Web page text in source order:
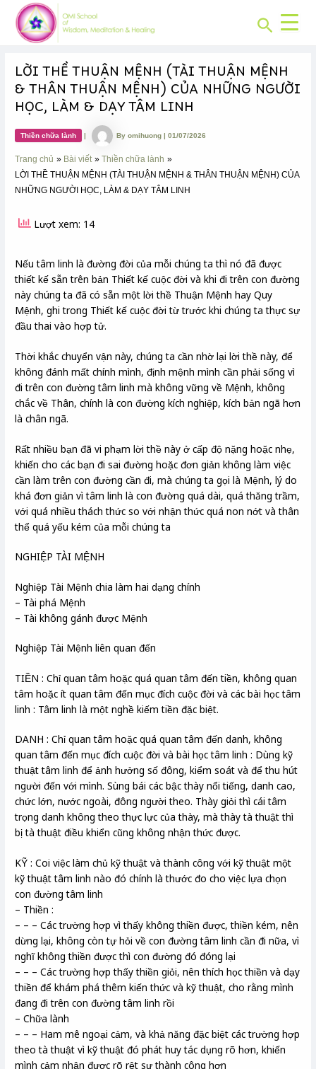
content
Search
LỜI THỀ THUẬN MỆNH (TÀI THUẬN MỆNH
& THÂN THUẬN MỆNH) CỦA NHỮNG NGƯỜI
HỌC, LÀM & DẠY TÂM LINH
Thiền chữa lành | Byomihuong|01/07/2026
Trang chủ Bài viết
Thiền chữa lành
LỜI THỀ THUẬN MỆNH (TÀI THUẬN MỆNH & THÂN THUẬN MỆNH) CỦA
NHỮNG NGƯỜI HỌC, LÀM & DẠY TÂM LINH
Lượt xem: 14
Nếu tâm linh là đường đời của mỗi chúng ta thì nó đã được
thiết kế sẵn trên bản Thiết kế cuộc đời và khi đi trên con đường
này chúng ta đã có sẵn một lời thề Thuận Mệnh hay Quy
Mệnh, ghi trong Thiết kế cuộc đời từ trước khi chúng ta thực sự
đầu thai vào hợp tử.
Thời khắc chuyển vận này, chúng ta cần nhờ lại lời thề này, để
không đánh mất chính mình, định mệnh mình cần phải sống vì
đi trên con đường tâm linh mà không vững về Mệnh, không
chắc về Thân, chính là con đường kích nghiệp, kích bản ngã hơn
là chân ngã.
Rất nhiều bạn đã vi phạm lời thề này ở cấp độ nặng hoặc nhẹ,
khiến cho các bạn đi sai đường hoặc đơn giản không làm việc
cần làm trên con đường cần đi, mà chúng ta gọi là Mệnh, lý do
khá đơn giản vì tâm linh là con đường quá dài, quá thăng trầm,
với quá nhiều thách thức so với nhận thức quá non nớt và thân
thể quá yếu kém của mỗi chúng ta
NGHIỆP TÀI MỆNH
Nghiệp Tài Mệnh chia làm hai dạng chính
– Tài phá Mệnh
– Tài không gánh được Mệnh
Nghiệp Tài Mệnh liên quan đến
TIỀN : Chỉ quan tâm hoặc quá quan tâm đến tiền, không quan
tâm hoặc ít quan tâm đến mục đích cuộc đời và các bài học tâm
linh : Tâm linh là một nghề kiếm tiền đặc biệt.
DANH : Chỉ quan tâm hoặc quá quan tâm đến danh, không
quan tâm đến mục đích cuộc đời và bài học tâm linh : Dùng kỹ
thuật tâm linh để ảnh hưởng số đông, kiểm soát và để thu hút
người đến với mình. Sùng bái các bậc thày nổi tiếng, danh cao,
chức lớn, nước ngoài, đông người theo. Thày giỏi thì cái tâm
trọng danh không theo thực lực của thày, mà thày tà thuật thì
bị tà thuật điều khiển cũng không nhận thức được.
KỸ : Coi việc làm chủ kỹ thuật và thành công với kỹ thuật một
kỹ thuật tâm linh nào đó chính là thước đo cho việc lựa chọn
con đường tâm linh
– Thiền :
– – – Các trường hợp vì thấy không thiền được, thiền kém, nên
dừng lại, không còn tự hỏi về con đường tâm linh cần đi nữa, vì
nghĩ không thiền được thì con đường đó đóng lại
– – – Các trường hợp thấy thiền giỏi, nên thích học thiền và dạy
thiền để khám phá thêm kiến thức và kỹ thuật, cho rằng mình
đang đi trên con đường tâm linh rồi
– Chữa lành
– – – Ham mê ngoại cảm, và khả năng đặc biệt các trường hợp
theo tà thuật vì kỹ thuật đó phát huy tác dụng rõ hơn, khiến
mình cảm nhận được rõ rệt sự thành công hơn
Post
navigation
CHUYÊN
MỤC: